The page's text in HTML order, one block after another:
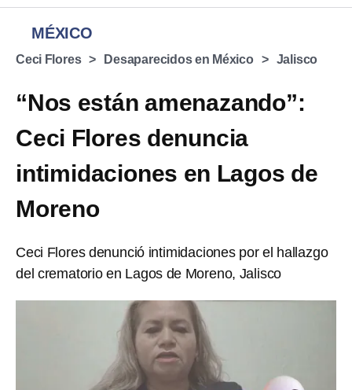
MÉXICO
Ceci Flores Desaparecidos en México Jalisco
“Nos están amenazando”:
Ceci Flores denuncia
intimidaciones en Lagos de
Moreno
Ceci Flores denunció intimidaciones por el hallazgo
del crematorio en Lagos de Moreno, Jalisco